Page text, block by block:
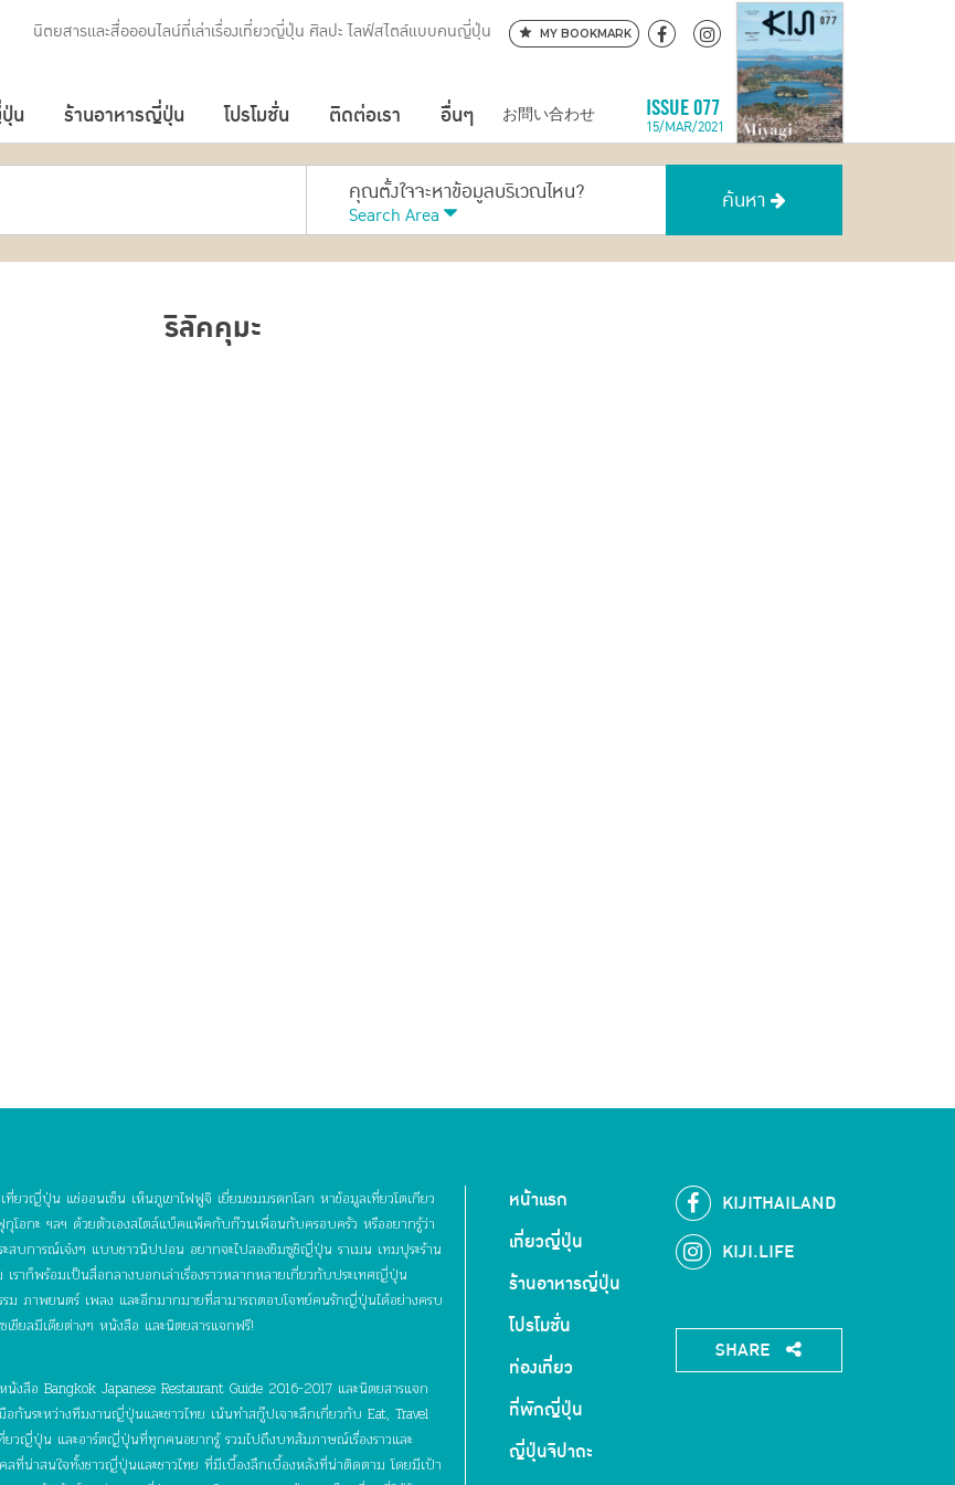
นิตยสารและสื่อออนไลน์ที่เล่าเรื่องเที่ยวญี่ปุ่น ศิลปะ ไลฟ์สไตล์แบบคนญี่ปุ่น MY BOOKMARK
น ร้านอาหารญี่ปุ่น โปรโมชั่น ติดต่อเรา อื่นๆ お問い合わせ
ISSUE 077
15/MAR/2021
คุณตั้งใจจะหาข้อมูลบริเวณไหน?
Search Area
ค้นหา
ริลัคคุมะ
ยวญี่ปุ่น แช่ออนเซ็น เห็นภูเขาไฟฟูจิ เยี่ยมชมมรดกโลก หาข้อมูลเที่ยวโตเกียว
กุโอกะ ฯลฯ ด้วยตัวเองสไตล์แบ็คแพ็คกับก๊วนเพื่อนกับครอบครัว หรืออยากรู้ว่า
บการณ์เจ๋งๆ แบบชาวนิปปอน อยากจะไปลองชิมซูชิญี่ปุ่น ราเมน เทมปุระร้าน
ราก็พร้อมเป็นสื่อกลางบอกเล่าเรื่องราวหลากหลายเกี่ยวกับประเทศญี่ปุ่น
รม ภาพยนตร์ เพลง และอีกมากมายที่สามารถตอบโจทย์คนรักญี่ปุ่นได้อย่างครบ
ชียลมีเดียต่างๆ หนังสือ และนิตยสารแจกฟรี!
งสือ Bangkok Japanese Restaurant Guide 2016-2017 และนิตยสารแจก
กันระหว่างทีมงานญี่ปุ่นและชาวไทย เน้นทำสกู๊ปเจาะลึกเกี่ยวกับ Eat, Travel
วญี่ปุ่น และอาร์ตญี่ปุ่นที่ทุกคนอยากรู้ รวมไปถึงบทสัมภาษณ์เรื่องราวและ
ที่น่าสนใจทั้งชาวญี่ปุ่นและชาวไทย ที่มีเบื้องลึกเบื้องหลังที่น่าติดตาม โดยมีเป้า
หน้าแรก
เที่ยวญี่ปุ่น
ร้านอาหารญี่ปุ่น
โปรโมชั่น
ท่องเที่ยว
ที่พักญี่ปุ่น
ญี่ปุ่นจิปาถะ
KIJITHAILAND
KIJI.LIFE
SHARE